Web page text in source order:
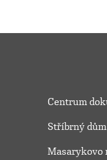
Centrum
Stříbrný dům
Masarykovo